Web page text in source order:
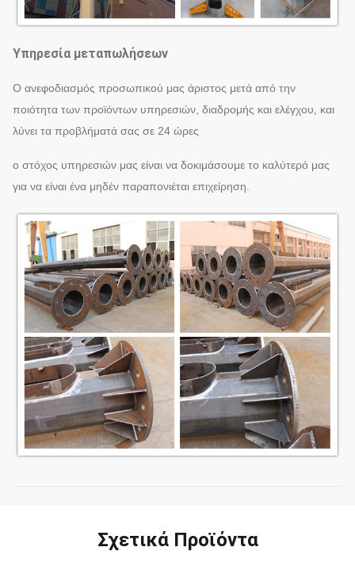
Υπηρεσία μεταπωλήσεων
Ο ανεφοδιασμός προσωπικού μας άριστος μετά από την
ποιότητα των προϊόντων υπηρεσιών, διαδρομής και ελέγχου, και
λύνει τα προβλήματά σας σε 24 ώρες
ο στόχος υπηρεσιών μας είναι να δοκιμάσουμε το καλύτερό μας
για να είναι ένα μηδέν παραπονιέται επιχείρηση.
Σχετικά Προϊόντα